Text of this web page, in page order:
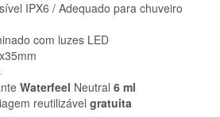
IPX6 / Adequado para chuveiro
com luzes LED
Waterfeel Neutral 6 ml
reutilizável gratuita